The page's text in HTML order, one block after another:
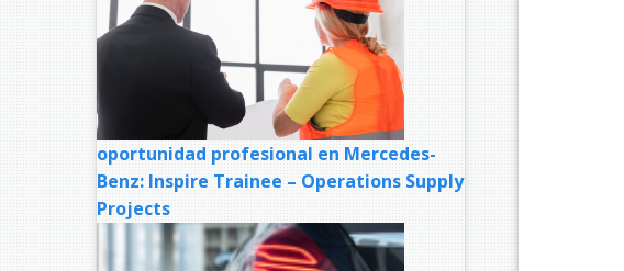
oportunidad profesional en Mercedes-
Benz: Inspire Trainee – Operations Supply
Projects